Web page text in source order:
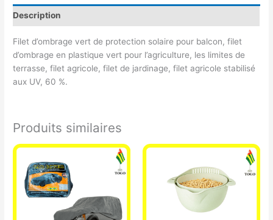
Description
Filet d’ombrage vert de protection solaire pour balcon, filet
d’ombrage en plastique vert pour l’agriculture, les limites de
terrasse, filet agricole, filet de jardinage, filet agricole stabilisé
aux UV, 60 %.
Produits similaires